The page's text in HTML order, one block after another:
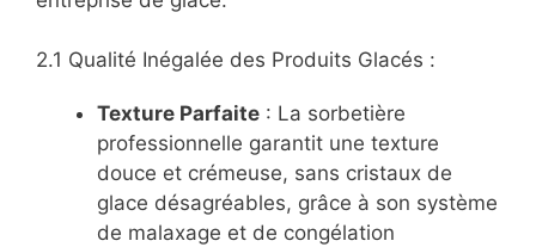
2.1 Qualité Inégalée des Produits Glacés :
Texture Parfaite : La sorbetière
professionnelle garantit une texture
douce et crémeuse, sans cristaux de
glace désagréables, grâce à son système
de malaxage et de congélation